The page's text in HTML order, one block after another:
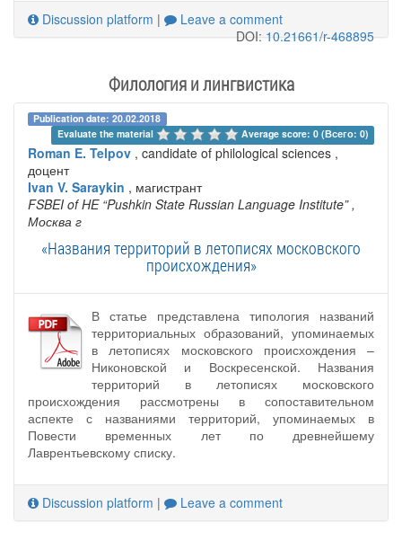
Discussion platform |
Leave a comment
DOI:10.21661/r-468895
Филология и лингвистика
Publication date: 20.02.2018
Evaluate the material
Average score: 0 (Всего: 0)
Roman E. Telpov , candidate of philological sciences ,
доцент
Ivan V. Saraykin , магистрант
FSBEI of HE “Pushkin State Russian Language Institute” ,
Москва г
«Названия территорий в летописях московского
происхождения»
В статье представлена типология названий
территориальных образований, упоминаемых
в летописях московского происхождения –
Никоновской и Воскресенской. Названия
территорий в летописях московского
происхождения рассмотрены в сопоставительном
аспекте с названиями территорий, упоминаемых в
Повести временных лет по древнейшему
Лаврентьевскому списку.
Discussion platform | Leave a comment